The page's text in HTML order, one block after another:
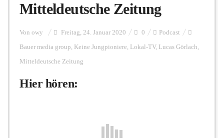
Personalien
Hintergrund
FUNKTURM-Beiträge
Podcast
Mitteldeutsche Zeitung
Von owy Freitag, 24. Januar 2020 0 Podcast
Bauer media group, Keine Jungpioniere, Lokal-TV, Lucas Görlach,
Mitteldeutsche Zeitung
Hier hören: